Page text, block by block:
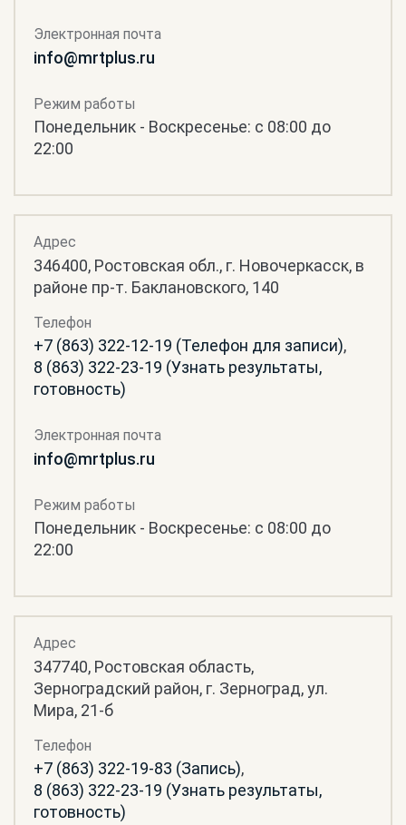
Электронная почта
info@mrtplus.ru
Режим работы
Понедельник - Воскресенье: с 08:00 до
22:00
Адрес
346400, Ростовская обл., г. Новочеркасск, в
районе пр-т. Баклановского, 140
Телефон
+7 (863) 322-12-19 (Телефон для записи),
8 (863) 322-23-19 (Узнать результаты,
готовность)
Электронная почта
info@mrtplus.ru
Режим работы
Понедельник - Воскресенье: с 08:00 до
22:00
Адрес
347740, Ростовская область,
Зерноградский район, г. Зерноград, ул.
Мира, 21-б
Телефон
+7 (863) 322-19-83 (Запись),
8 (863) 322-23-19 (Узнать результаты,
готовность)